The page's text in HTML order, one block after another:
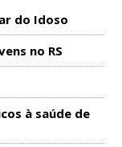
do Idoso
no RS
à saúde de